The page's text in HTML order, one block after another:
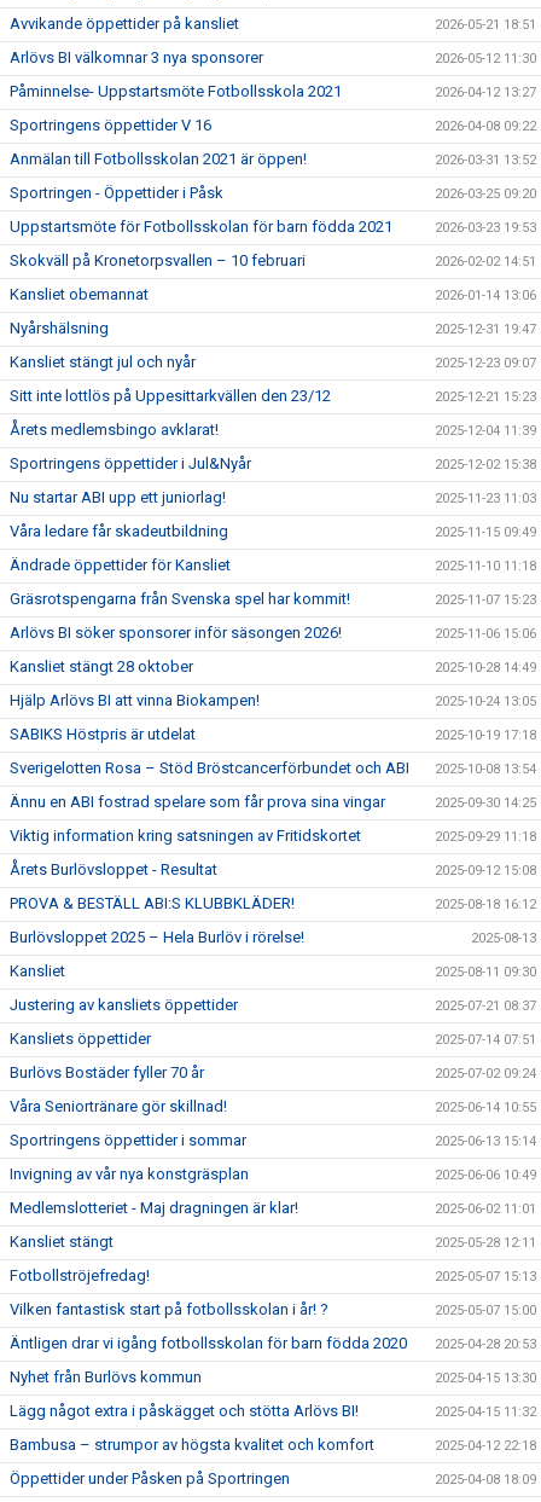
VÅRA KLUBBKLÄDER
HITTA HIT
Avvikande öppettider på kansliet 2026-05-21 18:51
Arlövs BI välkomnar 3 nya sponsorer 2026-05-12 11:30
Påminnelse- Uppstartsmöte Fotbollsskola 2021 2026-04-12 13:27
Sportringens öppettider V 16 2026-04-08 09:22
Anmälan till Fotbollsskolan 2021 är öppen! 2026-03-31 13:52
Sportringen - Öppettider i Påsk 2026-03-25 09:20
Uppstartsmöte för Fotbollsskolan för barn födda 2021 2026-03-23 19:53
Skokväll på Kronetorpsvallen – 10 februari 2026-02-02 14:51
Kansliet obemannat 2026-01-14 13:06
Nyårshälsning 2025-12-31 19:47
Kansliet stängt jul och nyår 2025-12-23 09:07
Sitt inte lottlös på Uppesittarkvällen den 23/12 2025-12-21 15:23
Årets medlemsbingo avklarat! 2025-12-04 11:39
Sportringens öppettider i Jul&Nyår 2025-12-02 15:38
Nu startar ABI upp ett juniorlag! 2025-11-23 11:03
Våra ledare får skadeutbildning 2025-11-15 09:49
Ändrade öppettider för Kansliet 2025-11-10 11:18
Gräsrotspengarna från Svenska spel har kommit! 2025-11-07 15:23
Arlövs BI söker sponsorer inför säsongen 2026! 2025-11-06 15:06
Kansliet stängt 28 oktober 2025-10-28 14:49
Hjälp Arlövs BI att vinna Biokampen! 2025-10-24 13:05
SABIKS Höstpris är utdelat 2025-10-19 17:18
Sverigelotten Rosa – Stöd Bröstcancerförbundet och ABI 2025-10-08 13:54
Ännu en ABI fostrad spelare som får prova sina vingar 2025-09-30 14:25
Viktig information kring satsningen av Fritidskortet 2025-09-29 11:18
Årets Burlövsloppet - Resultat 2025-09-12 15:08
PROVA & BESTÄLL ABI:S KLUBBKLÄDER! 2025-08-18 16:12
Burlövsloppet 2025 – Hela Burlöv i rörelse! 2025-08-13
Kansliet 2025-08-11 09:30
Justering av kansliets öppettider 2025-07-21 08:37
Kansliets öppettider 2025-07-14 07:51
Burlövs Bostäder fyller 70 år 2025-07-02 09:24
Våra Seniortränare gör skillnad! 2025-06-14 10:55
Sportringens öppettider i sommar 2025-06-13 15:14
Invigning av vår nya konstgräsplan 2025-06-06 10:49
Medlemslotteriet - Maj dragningen är klar! 2025-06-02 11:01
Kansliet stängt 2025-05-28 12:11
Fotbollströjefredag! 2025-05-07 15:13
Vilken fantastisk start på fotbollsskolan i år! ? 2025-05-07 15:00
Äntligen drar vi igång fotbollsskolan för barn födda 2020 2025-04-28 20:53
Nyhet från Burlövs kommun 2025-04-15 13:30
Lägg något extra i påskägget och stötta Arlövs BI! 2025-04-15 11:32
Bambusa – strumpor av högsta kvalitet och komfort 2025-04-12 22:18
Öppettider under Påsken på Sportringen 2025-04-08 18:09